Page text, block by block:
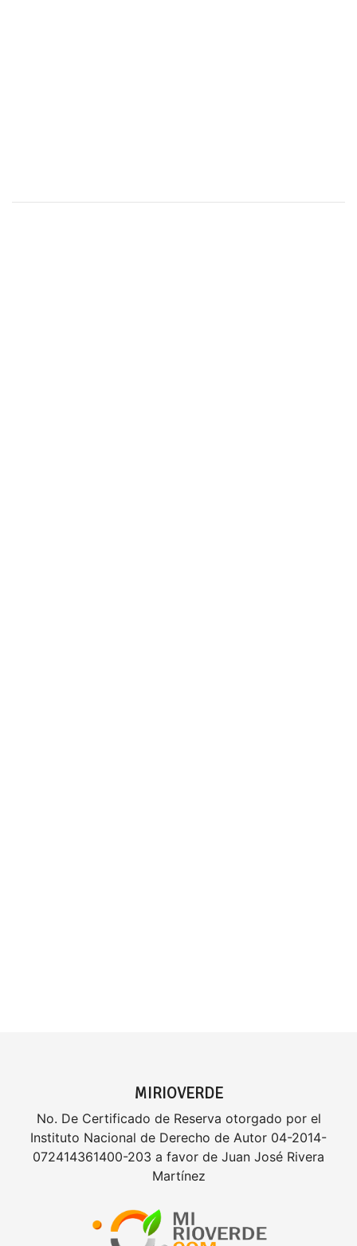
MIRIOVERDE
No. De Certificado de Reserva otorgado por el
Instituto Nacional de Derecho de Autor 04-2014-
072414361400-203 a favor de Juan José Rivera
Martínez